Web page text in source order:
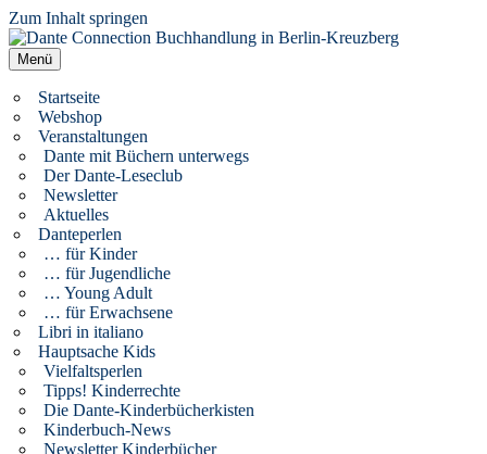
Zum Inhalt springen
Dante Connection Buchhandlung in Berlin-Kreuzberg
Literatur aus Italien und anderen Kulturen
Menü
Startseite
Webshop
Veranstaltungen
Dante mit Büchern unterwegs
Der Dante-Leseclub
Newsletter
Aktuelles
Danteperlen
… für Kinder
… für Jugendliche
… Young Adult
… für Erwachsene
Libri in italiano
Hauptsache Kids
Vielfaltsperlen
Tipps! Kinderrechte
Die Dante-Kinderbücherkisten
Kinderbuch-News
Newsletter Kinderbücher